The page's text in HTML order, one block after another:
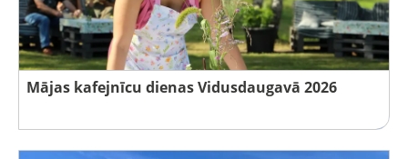
Mājas kafejnīcu dienas Vidusdaugavā 2026